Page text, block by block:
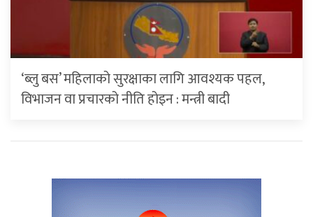
‘ब्लु बस’ महिलाको सुरक्षाका लागि आवश्यक पहल,
विभाजन वा प्रचारको नीति होइन : मन्त्री बादी